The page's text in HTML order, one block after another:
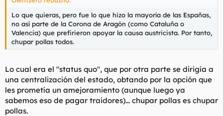
Lo que quieras, pero fue lo que hizo la mayoría de las Españas,
no así parte de la Corona de Aragón (como Cataluña o
Valencia) que prefirieron apoyar la causa austricista. Por tanto,
chupar pollas todos.
Lo cual era el "status quo", que por otra parte se dirigía a
una centralización del estado, obtando por la opción que
les prometía un amejoramiento (aunque luego ya
sabemos eso de pagar traidores)... chupar pollas es chupar
pollas.